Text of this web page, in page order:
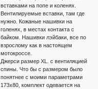
вставками на попе и коленях.
Вентилируемые вставки, там где
нужно. Кожаные нашивки на
голенях, в местах контакта с
байком. Нашивки лэйбаки, все по
взрослому как в настоящем
мотокроссе.
Джерси размер XL. с вентиляцией
спины. Что бы с размером было
понятнее с моими параметрами
173х80, комплект одевается на